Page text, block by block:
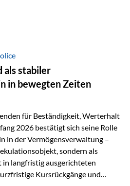
und in welcher Struktur?Und vor
das entscheidend.
als stabiler
in bewegten Zeiten
für Beständigkeit, Werterhalt
2026 bestätigt sich seine Rolle
in der Vermögensverwaltung –
sondern als
in langfristig ausgerichteten